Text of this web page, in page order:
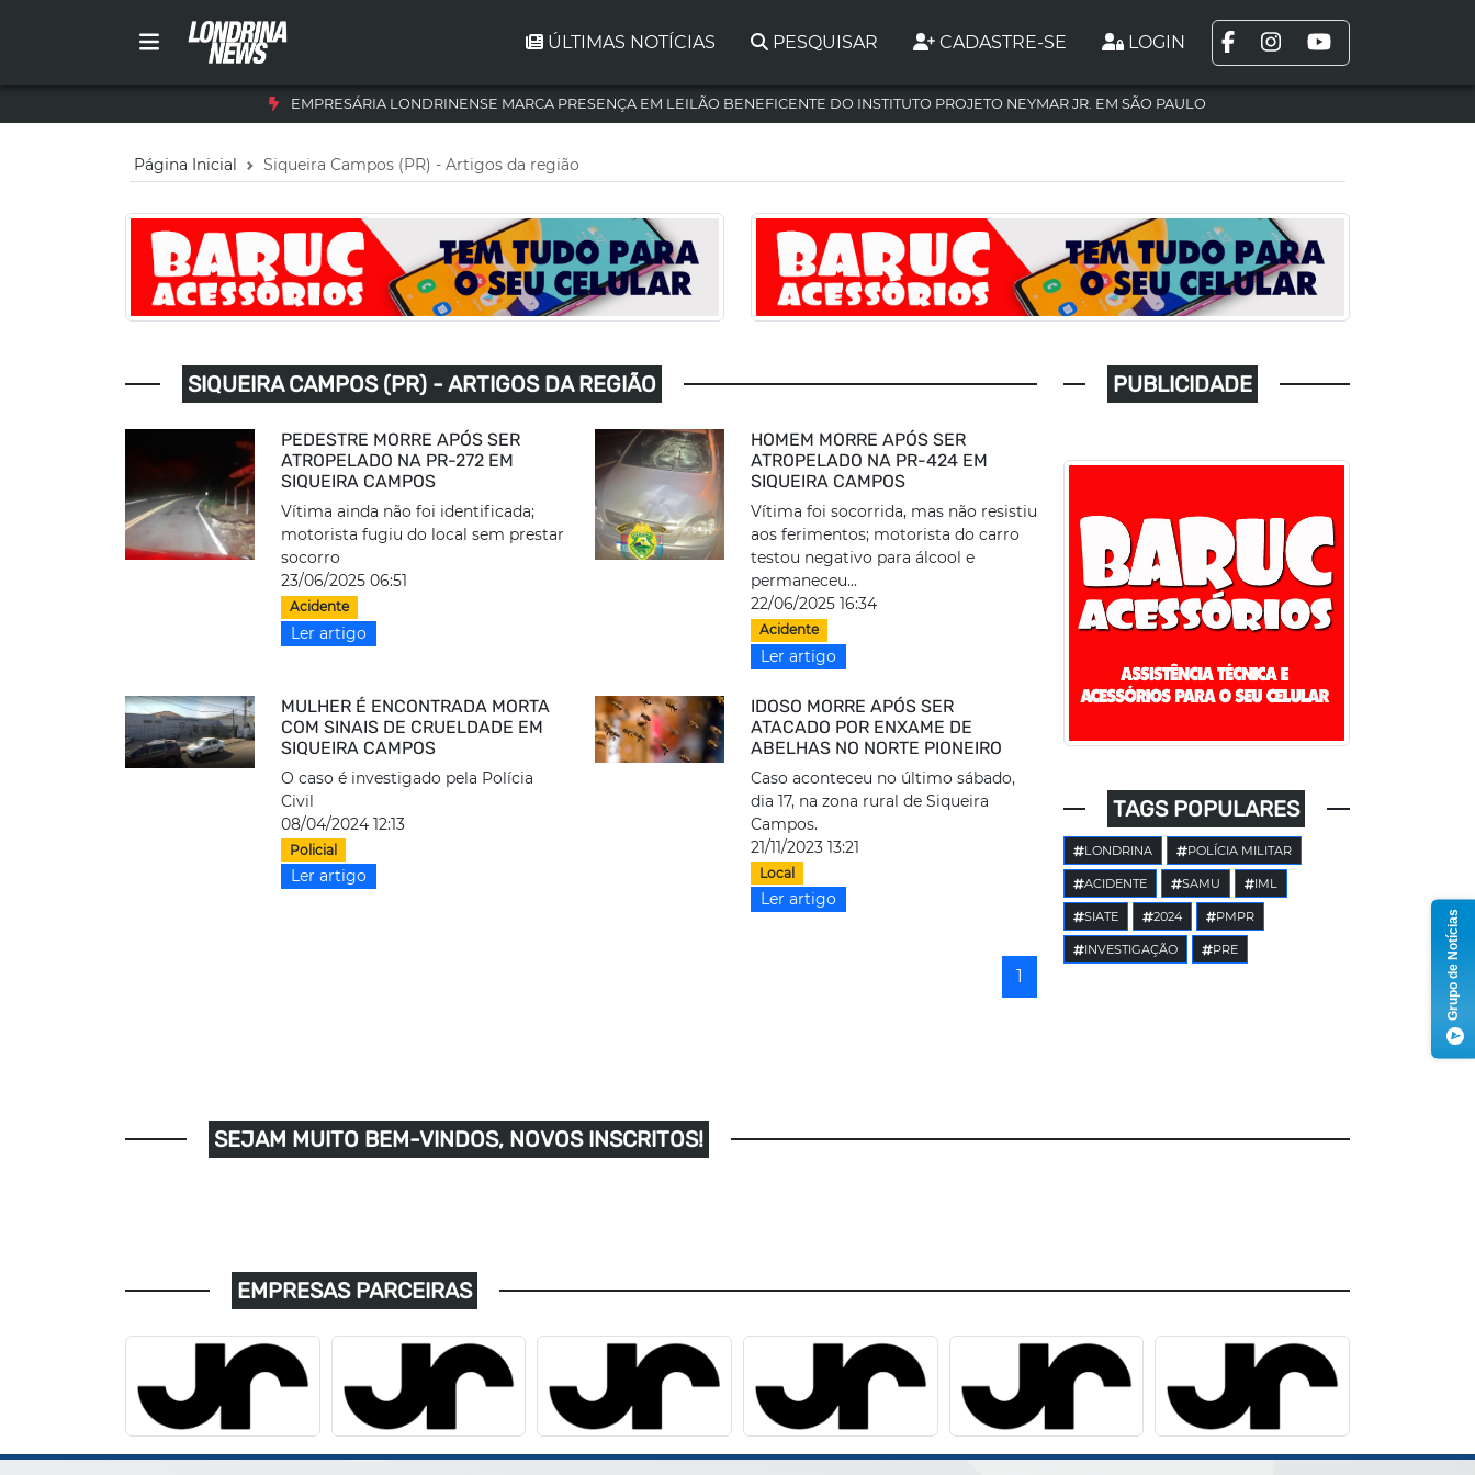
ÚLTIMAS NOTÍCIAS PESQUISAR CADASTRE-SE LOGIN
EMPRESÁRIA LONDRINENSE MARCA PRESENÇA EM LEILÃO BENEFICENTE DO INSTITUTO PROJETO NEYMAR JR. EM SÃO PAULO
Página Inicial Siqueira Campos (PR) - Artigos da região
SIQUEIRA CAMPOS (PR) - ARTIGOS DA REGIÃO
PEDESTRE MORRE APÓS SER
ATROPELADO NA PR-272 EM
SIQUEIRA CAMPOS
Vítima ainda não foi identificada;
motorista fugiu do local sem prestar
socorro
23/06/2025 06:51
Acidente
Ler artigo
HOMEM MORRE APÓS SER
ATROPELADO NA PR-424 EM
SIQUEIRA CAMPOS
Vítima foi socorrida, mas não resistiu
aos ferimentos; motorista do carro
testou negativo para álcool e
permaneceu...
22/06/2025 16:34
Acidente
Ler artigo
MULHER É ENCONTRADA MORTA
COM SINAIS DE CRUELDADE EM
SIQUEIRA CAMPOS
O caso é investigado pela Polícia
Civil
08/04/2024 12:13
Policial
Ler artigo
IDOSO MORRE APÓS SER
ATACADO POR ENXAME DE
ABELHAS NO NORTE PIONEIRO
Caso aconteceu no último sábado,
dia 17, na zona rural de Siqueira
Campos.
21/11/2023 13:21
Local
Ler artigo
1
PUBLICIDADE
TAGS POPULARES
LONDRINA POLÍCIA MILITAR
ACIDENTE SAMU IML
SIATE 2024 PMPR
INVESTIGAÇÃO PRE
SEJAM MUITO BEM-VINDOS, NOVOS INSCRITOS!
EMPRESAS PARCEIRAS
Grupo de Notícias